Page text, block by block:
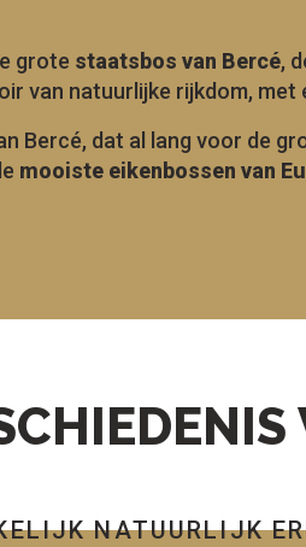
grote staatsbos van Bercé,
van natuurlijke rijkdom,
Bercé, dat al lang voor de
mooiste eikenbossen van
NATUURLIJK